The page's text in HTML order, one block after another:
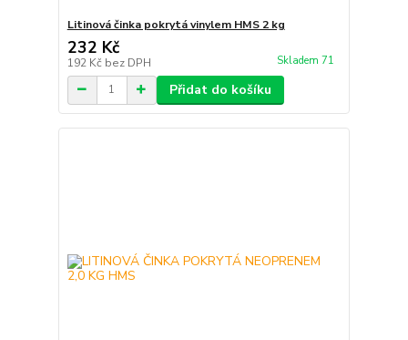
Litinová činka pokrytá vinylem HMS 2 kg
232 Kč
192 Kč bez DPH Skladem 71
Přidat do košíku